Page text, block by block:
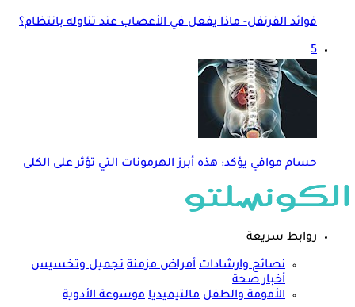
فوائد القرنفل- ماذا يفعل في الأعصاب عند تناوله بانتظام؟
5
حسام موافي يؤكد: هذه أبرز الهرمونات التي تؤثر على الكلى
روابط سريعة
نصائح وارشادات أمراض مزمنة تجميل وتخسيس
أخبار صحة
الأمومة والطفل مالتيميديا موسوعة الأدوية